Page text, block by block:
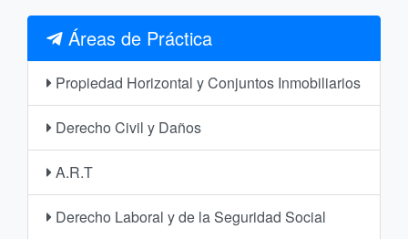
Áreas de Práctica
Propiedad Horizontal y Conjuntos Inmobiliarios
Derecho Civil y Daños
A.R.T
Derecho Laboral y de la Seguridad Social